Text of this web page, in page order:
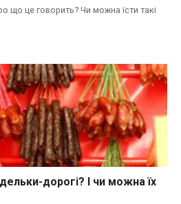
що це говорить? Чи можна їсти такі
час і гроші на кухні. Практичний побут.
дорогі? І чи можна їх